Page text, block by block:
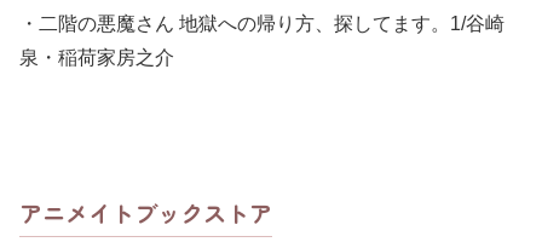
・二階の悪魔さん 地獄への帰り方、探してます。1/谷崎
泉・稲荷家房之介
アニメイトブックストア